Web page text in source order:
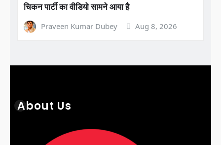
चिकन पार्टी का वीडियो सामने आया है
Praveen Kumar Dubey Aug 8, 2026
About Us